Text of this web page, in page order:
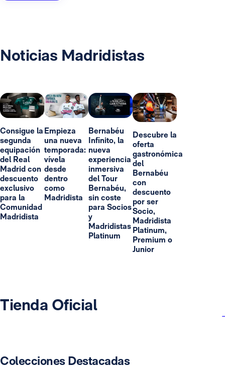
Noticias Madridistas
Consigue la
segunda
equipación
del Real
Madrid con
descuento
exclusivo
para la
Comunidad
Madridista
Empieza
una nueva
temporada:
vívela
desde
dentro
como
Madridista
Bernabéu
Infinito, la
nueva
experiencia
inmersiva
del Tour
Bernabéu,
sin coste
para Socios
y
Madridistas
Platinum
Descubre la
oferta
gastronómica
del
Bernabéu
con
descuento
por ser
Socio,
Madridista
Platinum,
Premium o
Junior
Tienda Oficial
Colecciones Destacadas